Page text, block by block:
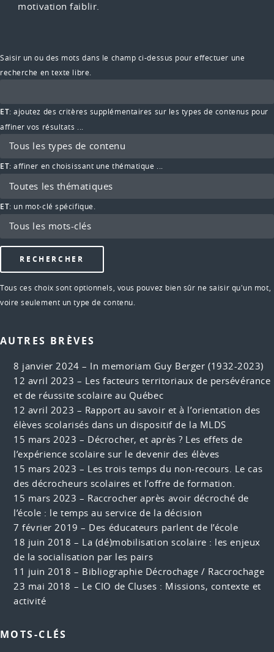
motivation faiblir.
Saisir un ou des mots dans le champ ci-dessus pour effectuer une
recherche en texte libre.
ET: ajoutez des critères supplémentaires sur les types de contenus pour
affiner vos résultats ...
ET: affiner en choisissant une thématique ...
ET: un mot-clé spécifique.
Tous ces choix sont optionnels, vous pouvez bien sûr ne saisir qu'un mot,
voire seulement un type de contenu.
AUTRES BRÈVES
8 janvier 2024 – In memoriam Guy Berger (1932-2023)
12 avril 2023 – Les facteurs territoriaux de persévérance
et de réussite scolaire au Québec
12 avril 2023 – Rapport au savoir et à l’orientation des
élèves scolarisés dans un dispositif de la MLDS
15 mars 2023 – Décrocher, et après ? Les effets de
l’expérience scolaire sur le devenir des élèves
15 mars 2023 – Les trois temps du non-recours. Le cas
des décrocheurs scolaires et l’offre de formation.
15 mars 2023 – Raccrocher après avoir décroché de
l’école : le temps au service de la décision
7 février 2019 – Des éducateurs parlent de l’école
18 juin 2018 – La (dé)mobilisation scolaire : les enjeux
de la socialisation par les pairs
11 juin 2018 – Bibliographie Décrochage / Raccrochage
23 mai 2018 – Le CIO de Cluses : Missions, contexte et
activité
MOTS-CLÉS